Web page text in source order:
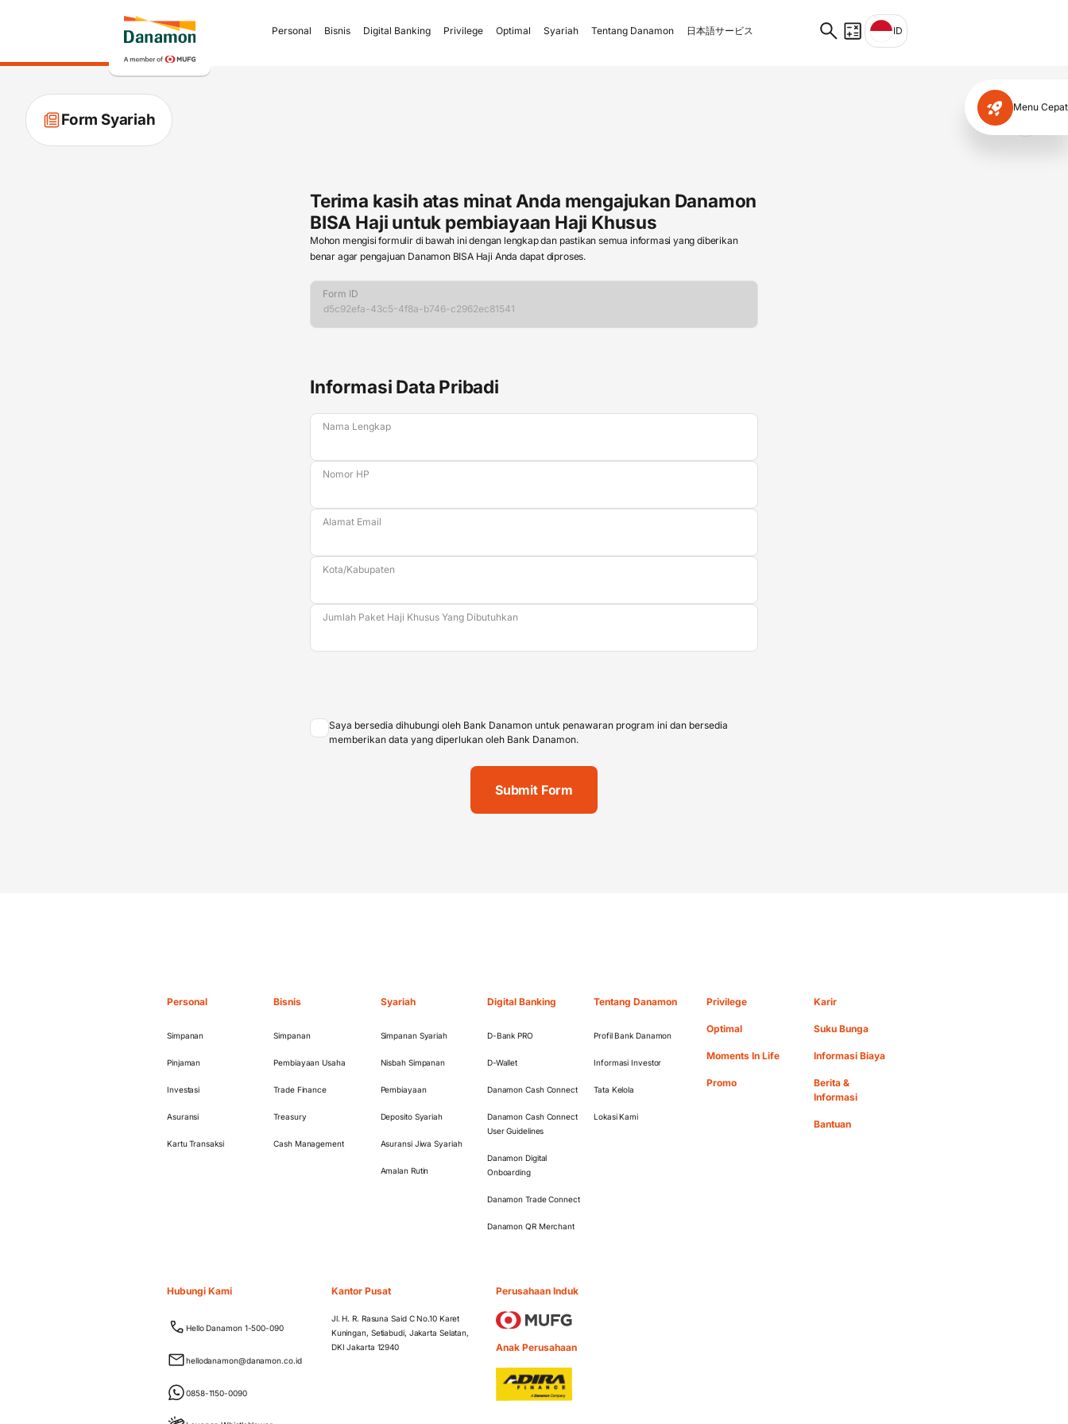
Personal Bisnis Digital Banking Privilege Optimal Syariah Tentang Danamon 日本語サービス ID
Menu Cepat
Form Syariah
Terima kasih atas minat Anda mengajukan Danamon
BISA Haji untuk pembiayaan Haji Khusus
Mohon mengisi formulir di bawah ini dengan lengkap dan pastikan semua informasi yang diberikan
benar agar pengajuan Danamon BISA Haji Anda dapat diproses.
Form ID
Informasi Data Pribadi
Nama Lengkap
Nomor HP
Alamat Email
Kota/Kabupaten
Jumlah Paket Haji Khusus Yang Dibutuhkan
Saya bersedia dihubungi oleh Bank Danamon untuk penawaran program ini dan bersedia
memberikan data yang diperlukan oleh Bank Danamon.
Personal
Simpanan
Pinjaman
Investasi
Asuransi
Kartu Transaksi
Bisnis
Simpanan
Pembiayaan Usaha
Trade Finance
Treasury
Cash Management
Syariah
Simpanan Syariah
Nisbah Simpanan
Pembiayaan
Deposito Syariah
Asuransi Jiwa Syariah
Amalan Rutin
Digital Banking
D-Bank PRO
D-Wallet
Danamon Cash Connect
Danamon Cash Connect
User Guidelines
Danamon Digital
Onboarding
Danamon Trade Connect
Danamon QR Merchant
Tentang Danamon
Profil Bank Danamon
Informasi Investor
Tata Kelola
Lokasi Kami
Privilege
Optimal
Moments In Life
Promo
Karir
Suku Bunga
Informasi Biaya
Berita &
Informasi
Bantuan
Hubungi Kami
Hello Danamon 1-500-090
hellodanamon@danamon.co.id
0858-1150-0090
Kantor Pusat
Jl. H. R. Rasuna Said C No.10 Karet
Kuningan, Setiabudi, Jakarta Selatan,
DKI Jakarta 12940
Perusahaan Induk
Anak Perusahaan